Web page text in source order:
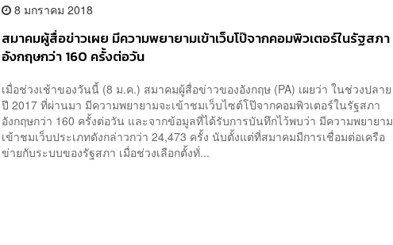
8 มกราคม 2018
สมาคมผู้สื่อข่าวเผย มีความพยายามเข้าเว็บโป๊จากคอมพิวเตอร์ในรัฐสภา
อังกฤษกว่า 160 ครั้งต่อวัน
เมื่อช่วงเช้าของวันนี้ (8 ม.ค.) สมาคมผู้สื่อข่าวของอังกฤษ (PA) เผยว่า ในช่วงปลาย
ปี 2017 ที่ผ่านมา มีความพยายามจะเข้าชมเว็บไซต์โป๊จากคอมพิวเตอร์ในรัฐสภา
อังกฤษกว่า 160 ครั้งต่อวัน และจากข้อมูลที่ได้รับการบันทึกไว้พบว่า มีความพยายาม
เข้าชมเว็บประเภทดังกล่าวกว่า 24,473 ครั้ง นับตั้งแต่ที่สมาคมมีการเชื่อมต่อเครือ
ข่ายกับระบบของรัฐสภา เมื่อช่วงเลือกตั้งทั่...